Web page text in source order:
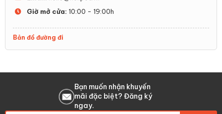
PETKIT Pura X
Máy dọn vệ
Giờ mở cửa: 10:00 - 19:00h
Bản đồ đường đi
Bạn muốn nhận khuyến
mãi đặc biệt? Đăng ký
ngay.